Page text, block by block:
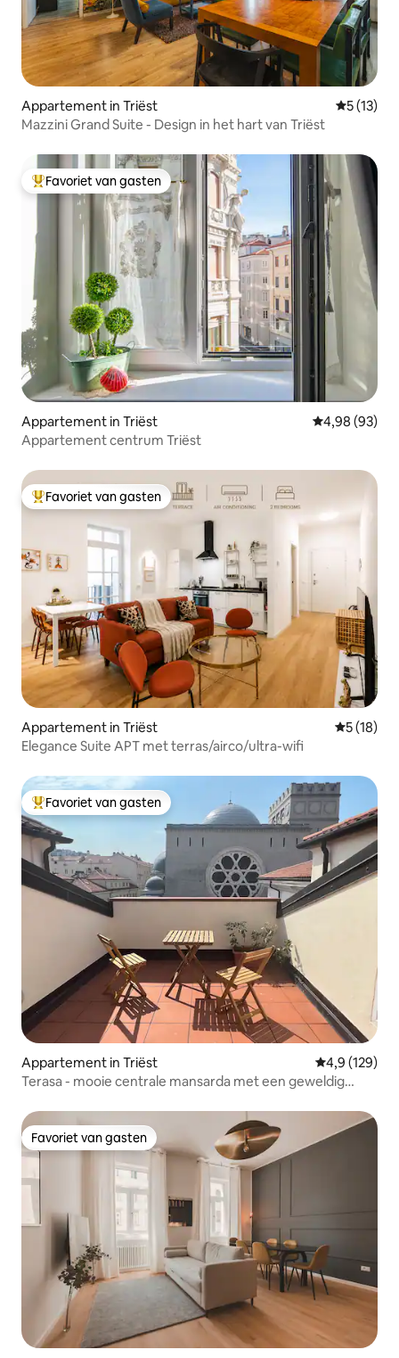
Appartement in Triëst
5 (13)
Mazzini Grand Suite - Design in het hart van Triëst
Topfavoriet van gasten
Favoriet van gasten
Appartement in Triëst Gemiddelde
4,98 (93)
Appartement centrum Triëst
Topfavoriet van gasten
Favoriet van gasten
Appartement in Triëst
5 (18)
Elegance Suite APT met terras/airco/ultra-wifi
Topfavoriet van gasten
Favoriet van gasten
Appartement in Triëst Gemiddelde
4,9 (129)
Terasa - mooie centrale mansarda met een geweldig
Favoriet van gasten
Favoriet van gasten